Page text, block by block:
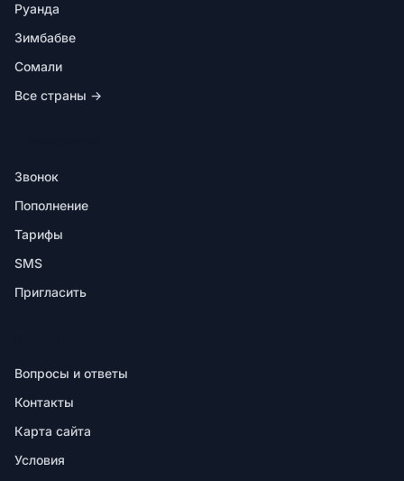
Руанда
Зимбабве
Сомали
Все страны →
Звонок
Пополнение
Тарифы
SMS
Пригласить
Вопросы и ответы
Контакты
Карта сайта
Условия